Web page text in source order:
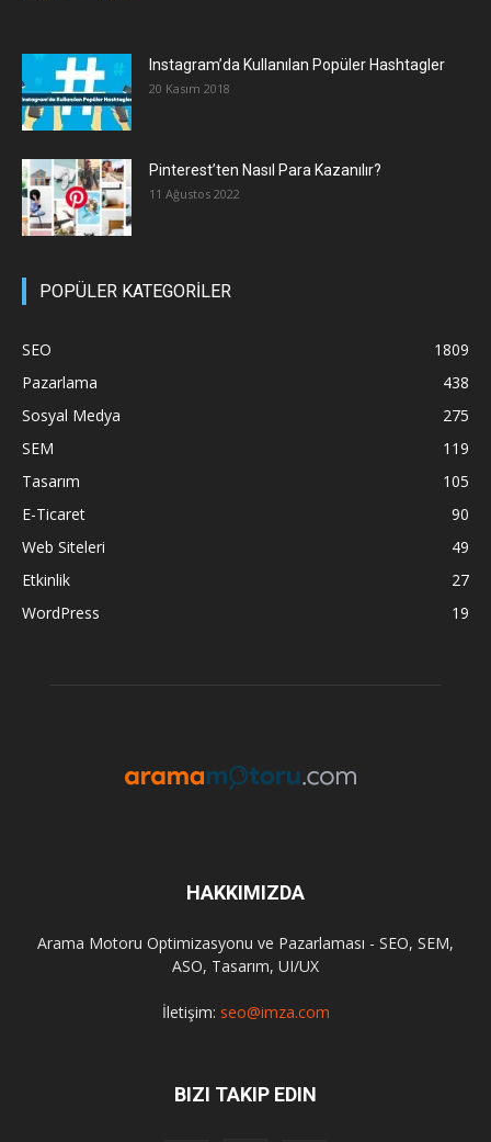
Instagram’da Kullanılan Popüler Hashtagler
20 Kasım 2018
Pinterest’ten Nasıl Para Kazanılır?
11 Ağustos 2022
POPÜLER KATEGORİLER
SEO
1809
Pazarlama
438
Sosyal Medya
275
SEM
119
Tasarım
105
E-Ticaret
90
Web Siteleri
49
Etkinlik
27
WordPress
19
HAKKIMIZDA
Arama Motoru Optimizasyonu ve Pazarlaması - SEO, SEM,
ASO, Tasarım, UI/UX
İletişim: seo@imza.com
BIZI TAKIP EDIN